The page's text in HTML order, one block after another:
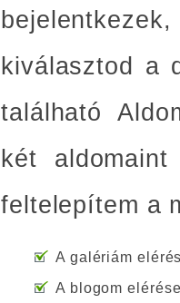
kiválasztod a
található
két
feltelepítem a
A galériám
A blogom